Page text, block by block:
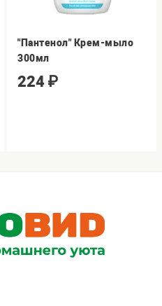
"Пантенол" Крем-мыло
300мл
224 ₽